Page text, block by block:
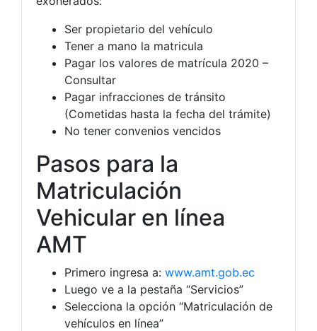
Ser propietario del vehículo
Tener a mano la matricula
Pagar los valores de matrícula 2020 –
Consultar
Pagar infracciones de tránsito
(Cometidas hasta la fecha del trámite)
No tener convenios vencidos
Pasos para la
Matriculación
Vehicular en línea
AMT
Primero ingresa a: www.amt.gob.ec
Luego ve a la pestaña “Servicios”
Selecciona la opción “Matriculación de
vehículos en línea”